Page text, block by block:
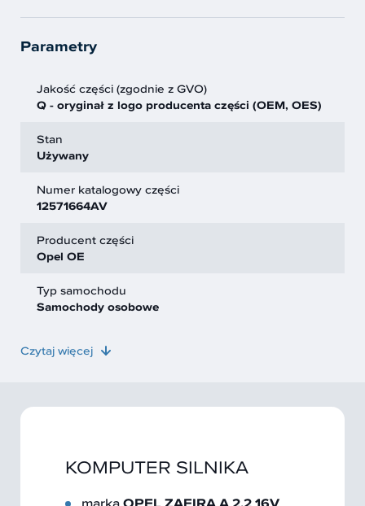
Parametry
Jakość części (zgodnie z GVO)
Q - oryginał z logo producenta części (OEM, OES)
Stan
Używany
Numer katalogowy części
12571664AV
Producent części
Opel OE
Typ samochodu
Samochody osobowe
Czytaj więcej
KOMPUTER SILNIKA